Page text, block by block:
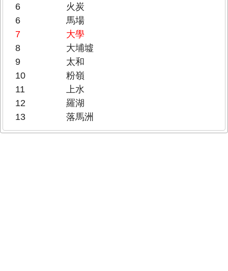
6
火炭
6
馬場
7
大學
8
大埔墟
9
太和
10
粉嶺
11
上水
12
羅湖
13
落馬洲